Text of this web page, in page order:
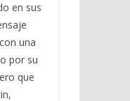
en sus
una
por su
que